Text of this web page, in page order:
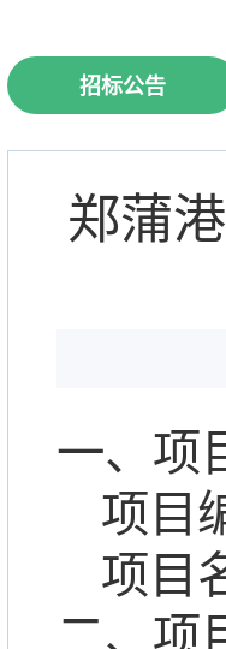
招标公告
郑蒲
一、项
项目
项目
二、项